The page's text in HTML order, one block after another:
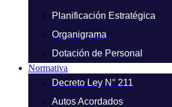
Planificación Estratégica
Organigrama
Dotación de Personal
Normativa
Decreto Ley N° 211
Autos Acordados